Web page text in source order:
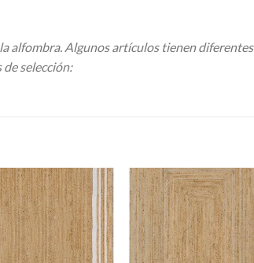
alfombra. Algunos artículos tienen diferentes
selección: